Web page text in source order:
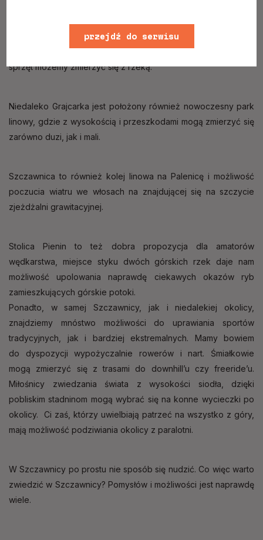
prowadzące nas do najpiękniejszych zakątków okolicy, ale
również przystanie kajakowe i raftingowe, gdzie wynajmując
sprzęt możemy zmierzyć się z rzeką.
Niedaleko Grajcarka jest położony również nowoczesny park
linowy, gdzie z wysokością i przeszkodami mogą zmierzyć się
zarówno duzi, jak i mali.
Szczawnica to również kolej linowa na Palenicę i możliwość
poczucia wiatru we włosach na znajdującej się na szczycie
zjeżdżalni grawitacyjnej.
Stolica Pienin to też dobra propozycja dla amatorów
wędkarstwa, miejsce styku dwóch górskich rzek daje nam
możliwość upolowania naprawdę ciekawych okazów ryb
zamieszkujących górskie potoki.
Ponadto, w samej Szczawnicy, jak i niedalekiej okolicy,
znajdziemy mnóstwo możliwości do uprawiania sportów
tradycyjnych, jak i bardziej ekstremalnych. Mamy bowiem
do dyspozycji wypożyczalnie rowerów i nart. Śmiałkowie
mogą zmierzyć się z trasami do downhill’u czy freeride’u.
Miłośnicy zwiedzania świata z wysokości siodła, dzięki
pobliskim stadninom mogą wybrać się na konne wycieczki po
okolicy. Ci zaś, którzy uwielbiają patrzeć na wszystko z góry,
mają możliwość podziwiania okolicy z paralotni.
W Szczawnicy po prostu nie sposób się nudzić. Co więc warto
zwiedzić w Szczawnicy? Pomysłów i możliwości jest naprawdę
wiele.
przejdź do serwisu